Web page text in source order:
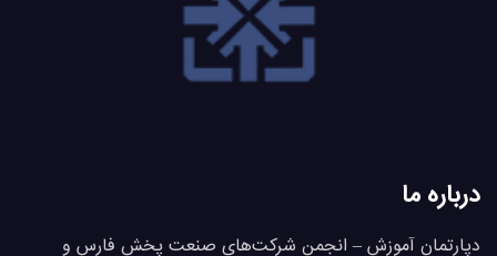
درباره ما
دپارتمان آموزش – انجمن شرکت‌های صنعت پخش فارس و